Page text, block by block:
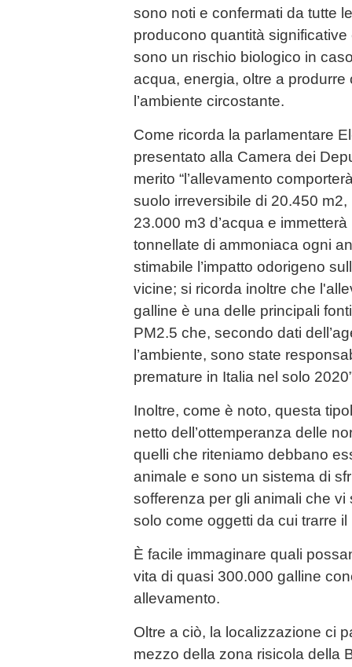
sono noti e confermati da tutte
producono quantità
sono un rischio biologico in
acqua, energia, oltre a produrre
l’ambiente circostante.
Come ricorda la parlamentare
presentato alla Camera dei
merito “l’allevamento
suolo irreversibile di 20.450
23.000 m3 d’acqua e
tonnellate di ammoniaca ogni
stimabile l’impatto odorigeno
vicine; si ricorda inoltre che
galline è una delle principali
PM2.5 che, secondo dati
l’ambiente, sono state
premature in Italia nel solo
Inoltre, come è noto, questa
netto dell’ottemperanza delle
quelli che riteniamo debbano
animale e sono un sistema di
sofferenza per gli animali che
solo come oggetti da cui trarre
È facile immaginare quali
vita di quasi 300.000 galline
allevamento.
Oltre a ciò, la localizzazione ci
mezzo della zona risicola della